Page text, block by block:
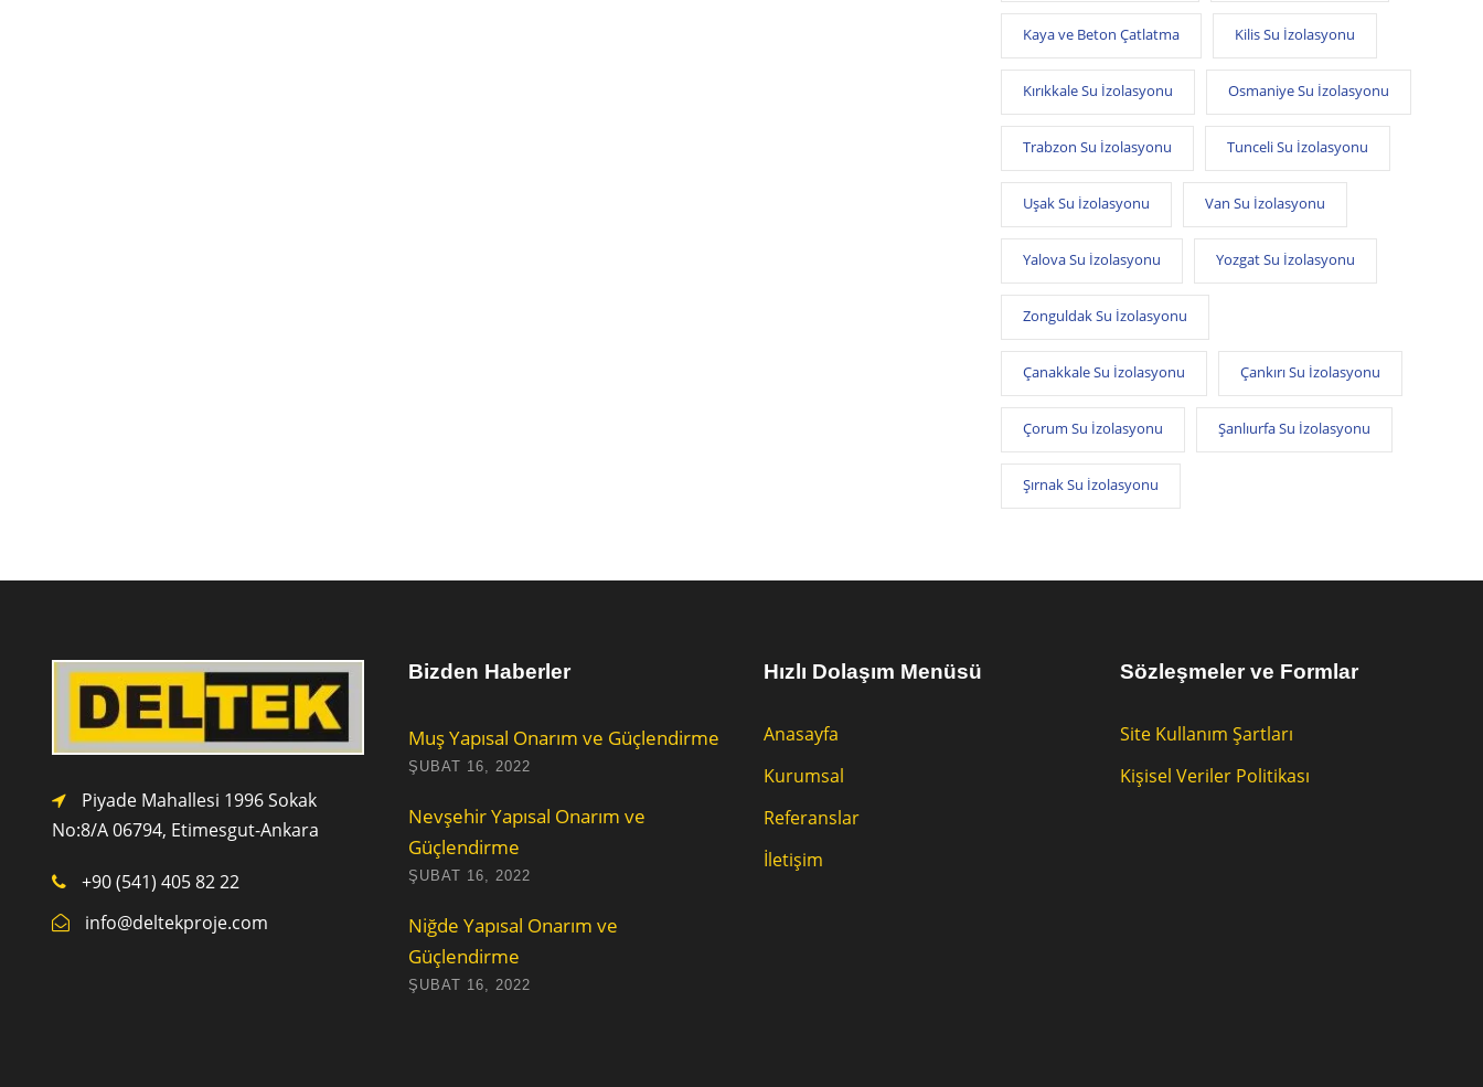
Kaya ve Beton Çatlatma Kilis Su İzolasyonu
Kırıkkale Su İzolasyonu Osmaniye Su İzolasyonu
Trabzon Su İzolasyonu Tunceli Su İzolasyonu
Uşak Su İzolasyonu Van Su İzolasyonu
Yalova Su İzolasyonu Yozgat Su İzolasyonu
Zonguldak Su İzolasyonu
Çanakkale Su İzolasyonu Çankırı Su İzolasyonu
Çorum Su İzolasyonu Şanlıurfa Su İzolasyonu
Şırnak Su İzolasyonu
Piyade Mahallesi 1996 Sokak
No:8/A 06794, Etimesgut-Ankara
+90 (541) 405 82 22
info@deltekproje.com
Bizden Haberler
Muş Yapısal Onarım ve Güçlendirme
ŞUBAT 16, 2022
Nevşehir Yapısal Onarım ve
Güçlendirme
ŞUBAT 16, 2022
Niğde Yapısal Onarım ve
Güçlendirme
ŞUBAT 16, 2022
Hızlı Dolaşım Menüsü
Anasayfa
Kurumsal
Referanslar
İletişim
Sözleşmeler ve Formlar
Site Kullanım Şartları
Kişisel Veriler Politikası